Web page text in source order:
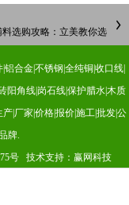
料选购攻略：立美教你选
脚线 / 瓷砖美缝剂，避
铝合金|不锈钢|全纯铜|收口线|
阳角线|岗石线|保护腊水|木质
|厂家|价格|报价|施工|批发|公
牌.
号 技术支持：赢网科技